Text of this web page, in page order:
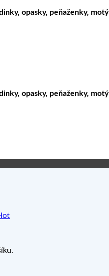
opasky, peňaženky,
opasky, peňaženky,